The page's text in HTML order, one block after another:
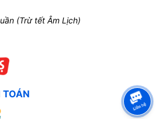
(Trừ tết Âm Lịch)